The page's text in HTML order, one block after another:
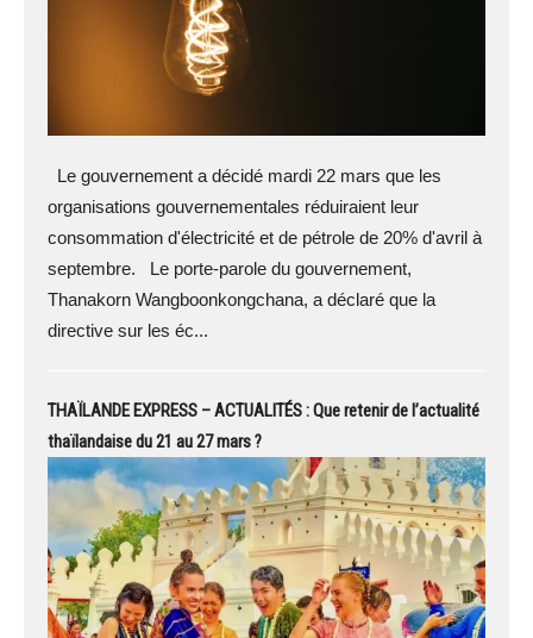
Le gouvernement a décidé mardi 22 mars que les
organisations gouvernementales réduiraient leur
consommation d'électricité et de pétrole de 20% d'avril à
septembre. Le porte-parole du gouvernement,
Thanakorn Wangboonkongchana, a déclaré que la
directive sur les éc...
THAÏLANDE EXPRESS – ACTUALITÉS : Que retenir de l’actualité
thaïlandaise du 21 au 27 mars ?